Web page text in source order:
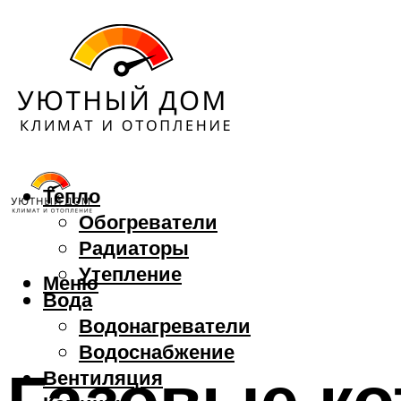
Тепло
Обогреватели
Радиаторы
Утепление
Вода
Водонагреватели
Водоснабжение
Вентиляция
Меню